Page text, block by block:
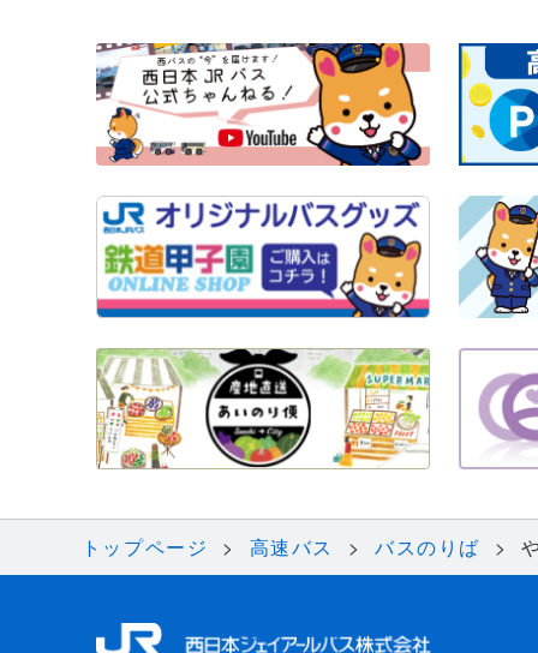
トップページ 高速バス バスのりば